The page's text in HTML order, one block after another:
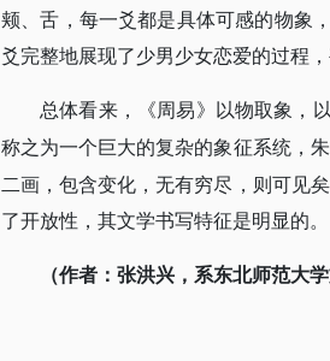
颊、舌，每一爻都是具体可感的物象
爻完整地展现了少男少女恋爱的过程
总体看来，《周易》以物取象，
称之为一个巨大的复杂的象征系统，
二画，包含变化，无有穷尽，则可见
了开放性，其文学书写特征是明显的。
（作者：张洪兴，系东北师范大